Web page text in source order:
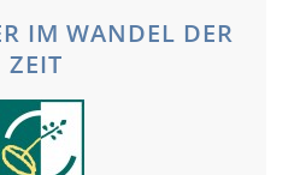
IM WANDEL DER
ZEIT